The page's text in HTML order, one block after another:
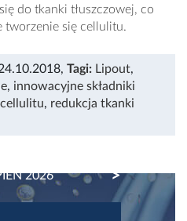
do tkanki tłuszczowej, co
tworzenie się cellulitu.
, Tagi: Lipout,
, innowacyjne składniki
, redukcja tkanki
2026 NEXT